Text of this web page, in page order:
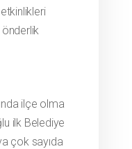
önderlik
ilçe olma
ilk Belediye
çok sayıda